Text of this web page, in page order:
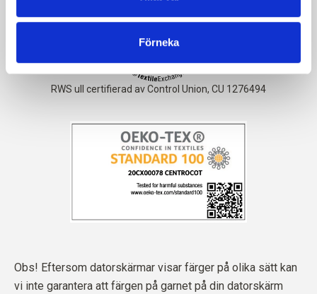
Förneka
Obs! Eftersom datorskärmar visar färger på olika sätt kan
vi inte garantera att färgen på garnet på din datorskärm